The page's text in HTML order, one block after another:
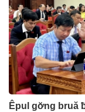
Êpul gơ̆ng bruă